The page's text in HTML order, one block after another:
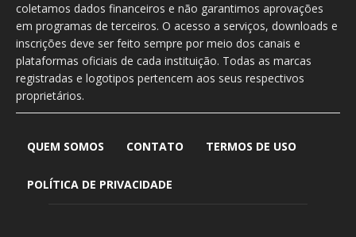
coletamos dados financeiros e não garantimos aprovações
em programas de terceiros. O acesso a serviços, downloads e
inscrições deve ser feito sempre por meio dos canais e
plataformas oficiais de cada instituição. Todas as marcas
registradas e logotipos pertencem aos seus respectivos
proprietários.
QUEM SOMOS CONTATO TERMOS DE USO
POLÍTICA DE PRIVACIDADE